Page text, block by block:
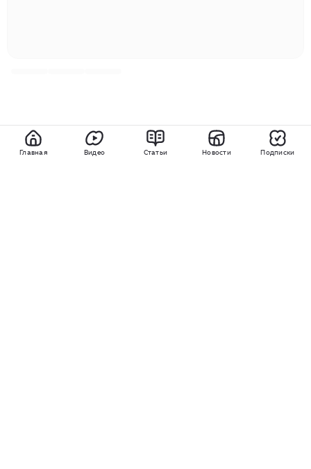
Главная Видео Статьи Новости Подписки